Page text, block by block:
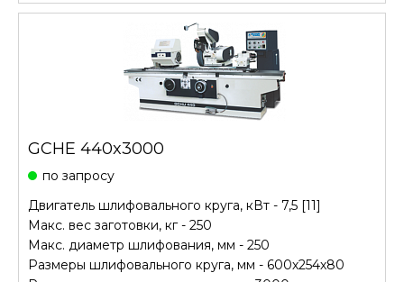
GCHE 440x3000
по запросу
Двигатель шлифовального круга, кВт - 7,5 [11]
Макс. вес заготовки, кг - 250
Макс. диаметр шлифования, мм - 250
Размеры шлифовального круга, мм - 600х254х80